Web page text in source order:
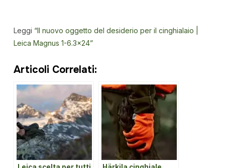
Leggi “Il nuovo oggetto del desiderio per il cinghialaio |
Leica Magnus 1-6.3×24”
Articoli Correlati: